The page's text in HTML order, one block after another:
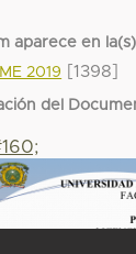
aparece en
2019
[1398]
del